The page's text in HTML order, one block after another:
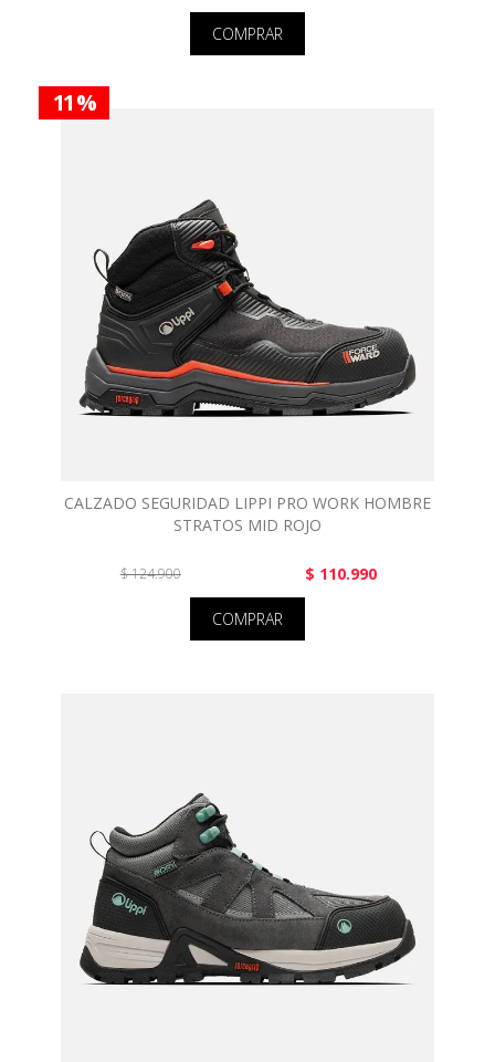
COMPRAR
11 %
CALZADO SEGURIDAD LIPPI PRO WORK HOMBRE
STRATOS MID ROJO
$ 124.900 $ 110.990
COMPRAR